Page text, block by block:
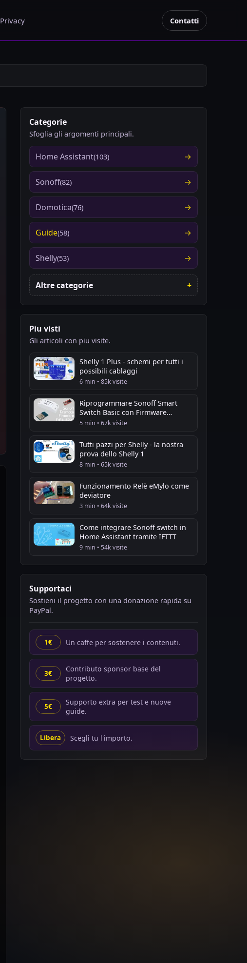
Privacy Contatti
Categorie
Sfoglia gli argomenti principali.
Home Assistant(103)
Sonoff(82)
Domotica(76)
Guide(58)
Shelly(53)
Altre categorie
Piu visti
Gli articoli con piu visite.
Shelly 1 Plus - schemi per tutti i
possibili cablaggi
6 min • 85k visite
Riprogrammare Sonoff Smart
Switch Basic con Firmware
Tasmota
5 min • 67k visite
Tutti pazzi per Shelly - la nostra
prova dello Shelly 1
8 min • 65k visite
Funzionamento Relè eMylo come
deviatore
3 min • 64k visite
Come integrare Sonoff switch in
Home Assistant tramite IFTTT
9 min • 54k visite
Supportaci
Sostieni il progetto con una donazione rapida su
PayPal.
1€ Un caffe per sostenere i contenuti.
3€
Contributo sponsor base del
progetto.
5€
Supporto extra per test e nuove
guide.
Libera Scegli tu l'importo.